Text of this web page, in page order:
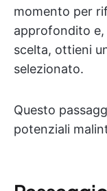
momento per
approfondito
scelta, ottieni
selezionato.
Questo
potenziali